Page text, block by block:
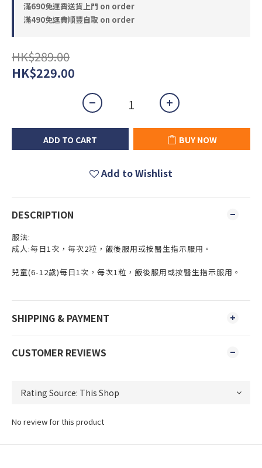
滿690免運費送貨上門 on order
滿490免運費順豐自取 on order
HK$289.00
HK$229.00
ADD TO CART BUY NOW
Add to Wishlist
DESCRIPTION
服法:
成人:每日1次，每次2粒，飯後服用或按醫生指示服用。
兒童(6-12歲)每日1次，每次1粒，飯後服用或按醫生指示服用。
SHIPPING & PAYMENT
CUSTOMER REVIEWS
No review for this product